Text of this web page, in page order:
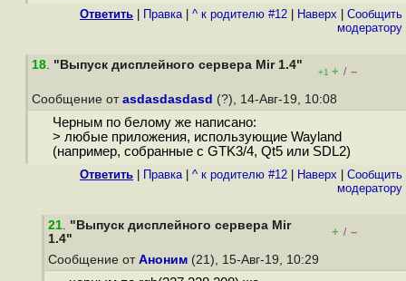
Ответить Правка| ^ к родителю #12 Наверх
Cообщить
модератору
18. "Выпуск дисплейного сервера Mir 1.4"
+1 + / –
Сообщение от asdasdasdasd (?), 14-Авг-19, 10:08
Черным по белому же написано:
> любые приложения, использующие Wayland
(например, собранные с GTK3/4, Qt5 или SDL2)
Ответить Правка| ^ к родителю #12 Наверх
Cообщить
модератору
21. "Выпуск дисплейного сервера Mir
1.4"
+ / –
Сообщение от Аноним (21), 15-Авг-19, 10:29